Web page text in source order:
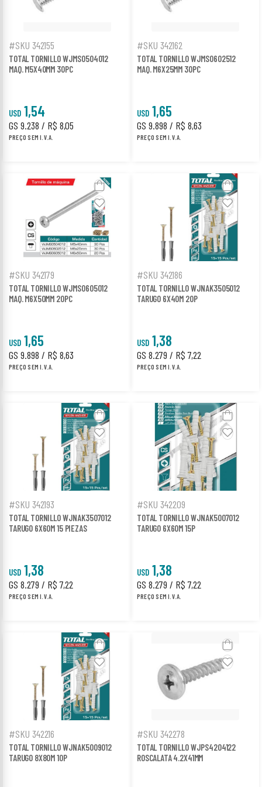
#SKU 342155
TOTAL TORNILLO WJMS0504012
MAQ. M5X40MM 30PC
USD 1,54
GS 9.238 / R$ 8,05
PREÇO SEM I.V.A.
#SKU 342162
TOTAL TORNILLO WJMS0602512
MAQ. M6X25MM 30PC
USD 1,65
GS 9.898 / R$ 8,63
PREÇO SEM I.V.A.
#SKU 342179
TOTAL TORNILLO WJMS0605012
MAQ. M6X50MM 20PC
USD 1,65
GS 9.898 / R$ 8,63
PREÇO SEM I.V.A.
#SKU 342186
TOTAL TORNILLO WJNAK3505012
TARUGO 6X40M 20P
USD 1,38
GS 8.279 / R$ 7,22
PREÇO SEM I.V.A.
#SKU 342193
TOTAL TORNILLO WJNAK3507012
TARUGO 6X60M 15 PIEZAS
USD 1,38
GS 8.279 / R$ 7,22
PREÇO SEM I.V.A.
#SKU 342209
TOTAL TORNILLO WJNAK5007012
TARUGO 6X60M 15P
USD 1,38
GS 8.279 / R$ 7,22
PREÇO SEM I.V.A.
#SKU 342216
TOTAL TORNILLO WJNAK5009012
TARUGO 8X80M 10P
#SKU 342278
TOTAL TORNILLO WJPS4204122
ROSCALATA 4.2X41MM